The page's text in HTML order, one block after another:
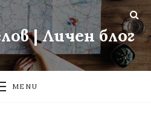
| Личен блог
MENU